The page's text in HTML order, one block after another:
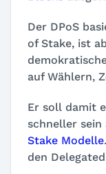
Der DPoS
of Stake, ist
auf Wählern,
Er soll damit
schneller sein
Stake Modelle
den